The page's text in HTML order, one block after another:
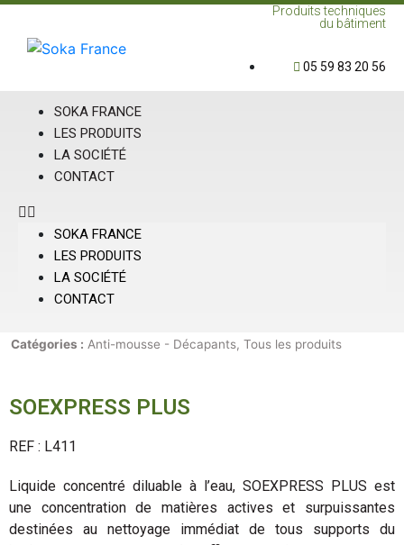
Produits techniques
du bâtiment
05 59 83 20 56
SOKA FRANCE
LES PRODUITS
LA SOCIÉTÉ
CONTACT
SOKA FRANCE
LES PRODUITS
LA SOCIÉTÉ
CONTACT
Catégories : Anti-mousse - Décapants, Tous les produits
SOEXPRESS PLUS
REF : L411
Liquide concentré diluable à l’eau, SOEXPRESS PLUS est
une concentration de matières actives et surpuissantes
destinées au nettoyage immédiat de tous supports du